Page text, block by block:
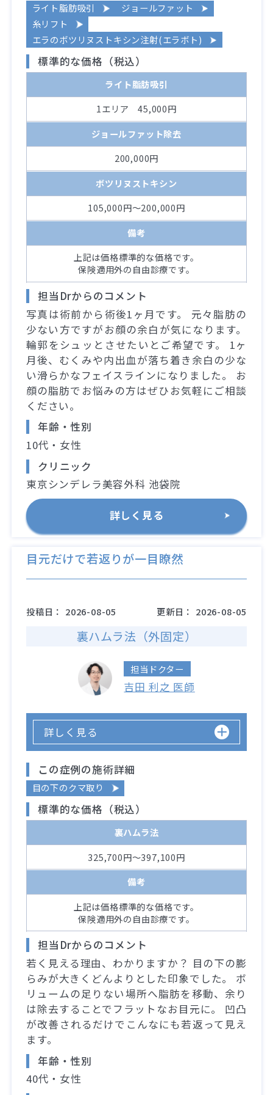
ライト脂肪吸引
ジョールファット
糸リフト
エラのボツリヌストキシン注射(エラボト)
標準的な価格（税込）
ライト脂肪吸引
1エリア 45,000円
ジョールファット除去
200,000円
ボツリヌストキシン
105,000円～200,000円
備考
上記は価格標準的な価格です。
保険適用外の自由診療です。
担当Drからのコメント
写真は術前から術後1ヶ月です。 元々脂肪の
少ない方ですがお顔の余白が気になります。
輪郭をシュッとさせたいとご希望です。 1ヶ
月後、むくみや内出血が落ち着き余白の少な
い滑らかなフェイスラインになりました。 お
顔の脂肪でお悩みの方はぜひお気軽にご相談
ください。
年齢・性別
10代・女性
クリニック
東京シンデレラ美容外科 池袋院
詳しく見る
目元だけで若返りが一目瞭然
投稿日： 2026-08-05 更新日： 2026-08-05
裏ハムラ法（外固定）
担当ドクター
吉田 利之 医師
詳しく見る
この症例の施術詳細
目の下のクマ取り
標準的な価格（税込）
裏ハムラ法
325,700円～397,100円
備考
上記は価格標準的な価格です。
保険適用外の自由診療です。
担当Drからのコメント
若く見える理由、わかりますか？ 目の下の膨
らみが大きくどんよりとした印象でした。 ボ
リュームの足りない場所へ脂肪を移動、余り
は除去することでフラットなお目元に。 凹凸
が改善されるだけでこんなにも若返って見え
ます。
年齢・性別
40代・女性